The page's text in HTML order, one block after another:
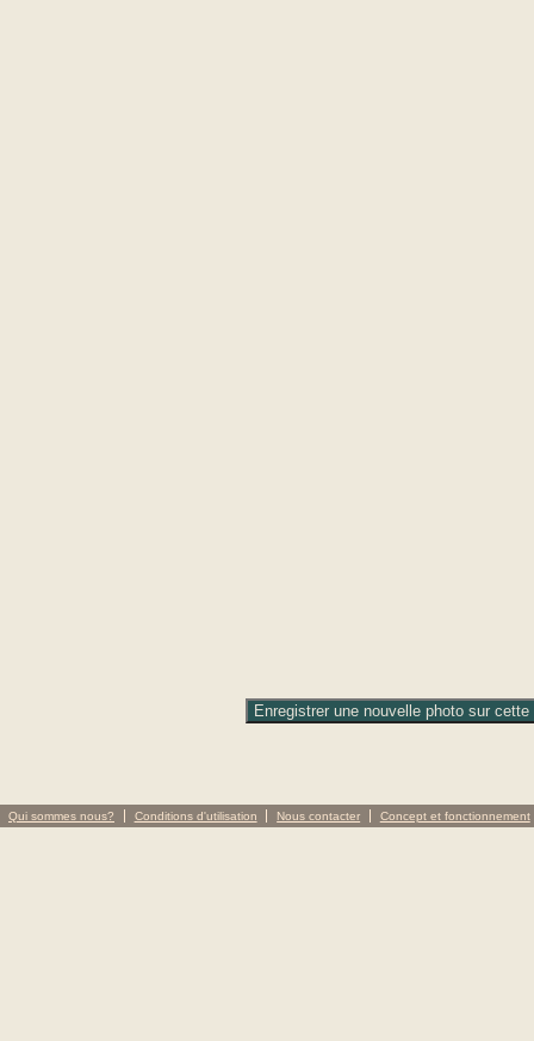
Qui sommes nous? Conditions d'utilisation Nous contacter Concept et fonctionnement